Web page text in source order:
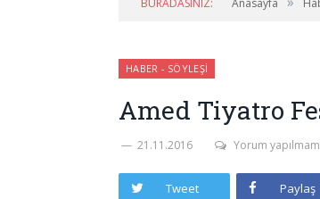
BURADASINIZ: Anasayfa
HABER - SÖYLEŞI
Amed Tiyatro
21.11.2016 Yorum
Tweet Paylaş